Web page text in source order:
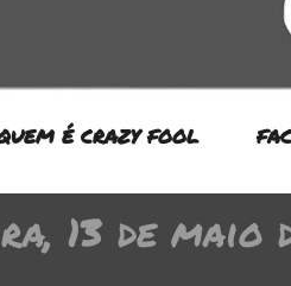
É CRAZY FOOL
13 de maio